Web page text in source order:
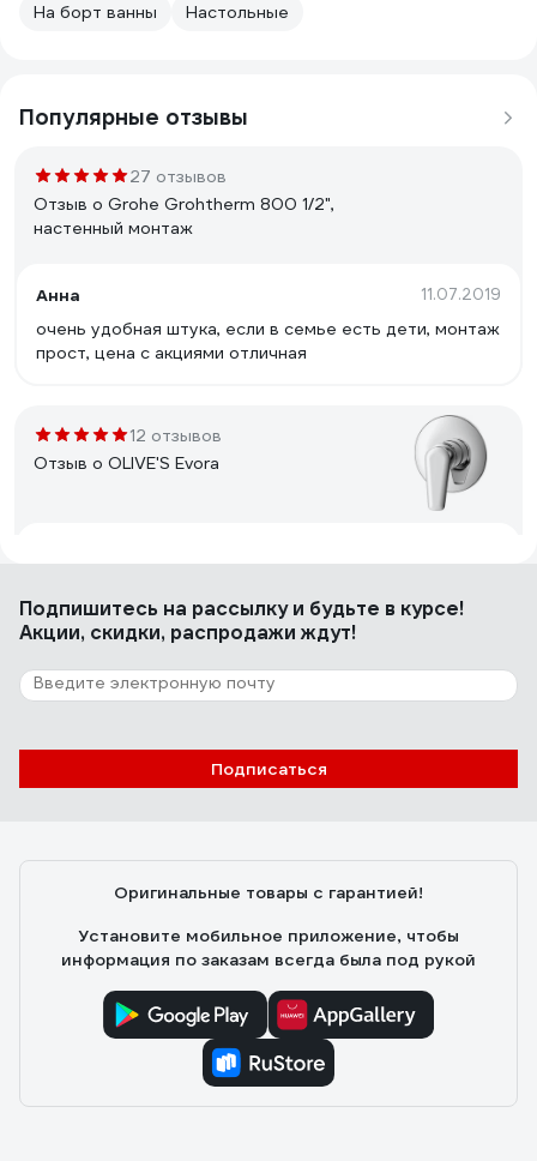
На борт ванны
Настольные
Популярные отзывы
27 отзывов
Отзыв о Grohe Grohtherm 800 1/2",
настенный монтаж
Анна 11.07.2019
очень удобная штука, если в семье есть дети, монтаж
прост, цена с акциями отличная
12 отзывов
Отзыв о OLIVE'S Evora
толщиной с миллиметр, а не из фольги, как обычно.
6 отзывов
Подпишитесь на рассылкуи будьте в курсе!
Акции, скидки, распродажи ждут!
Подписаться
Оригинальные товары с гарантией!
Установите мобильное приложение, чтобы
информация по заказам всегда была под рукой